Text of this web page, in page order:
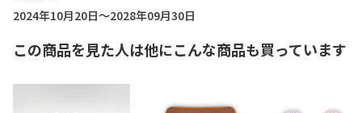
2024年10月20日～2028年09月30日
この商品を見た人は他にこんな商品も買っています